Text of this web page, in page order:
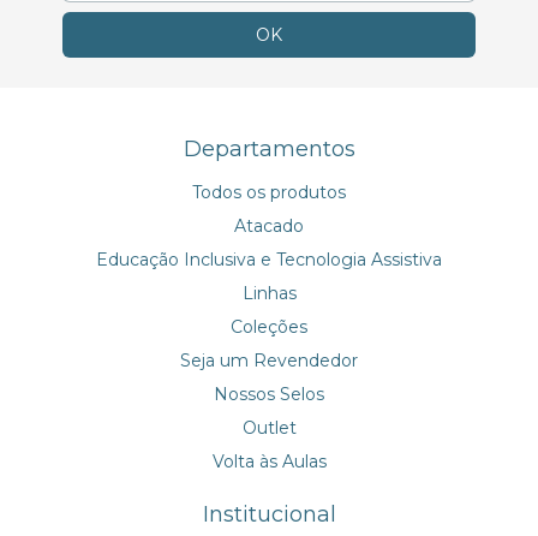
Departamentos
Todos os produtos
Atacado
Educação Inclusiva e Tecnologia Assistiva
Linhas
Coleções
Seja um Revendedor
Nossos Selos
Outlet
Volta às Aulas
Institucional